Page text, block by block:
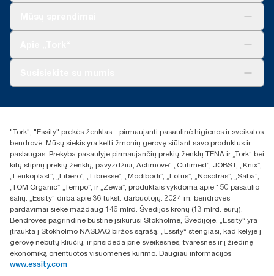
+370 5 268 3455
UAB Essity Lithuania
Naugarduko g. 98
LT-03160 Vilnius, Lietuva
"Tork", "Essity" prekės ženklas – pirmaujanti pasaulinė higienos ir sveikatos
bendrovė. Mūsų siekis yra kelti žmonių gerovę siūlant savo produktus ir
paslaugas. Prekyba pasaulyje pirmaujančių prekių ženklų TENA ir „Tork“ bei
kitų stiprių prekių ženklų, pavyzdžiui, Actimove“ „Cutimed“, JOBST, „Knix“,
„Leukoplast“, „Libero“, „Libresse“, „Modibodi“, „Lotus“, „Nosotras“, „Saba“,
„TOM Organic“ „Tempo“, ir „Zewa“, produktais vykdoma apie 150 pasaulio
šalių. „Essity“ dirba apie 36 tūkst. darbuotojų. 2024 m. bendrovės
pardavimai siekė maždaug 146 mlrd. Švedijos kronų (13 mlrd. eurų).
Bendrovės pagrindinė būstinė įsikūrusi Stokholme, Švedijoje. „Essity“ yra
įtraukta į Stokholmo NASDAQ biržos sąrašą. „Essity“ stengiasi, kad kelyje į
gerovę nebūtų kliūčių, ir prisideda prie sveikesnės, tvaresnės ir į žiedinę
ekonomiką orientuotos visuomenės kūrimo. Daugiau informacijos
www.essity.com